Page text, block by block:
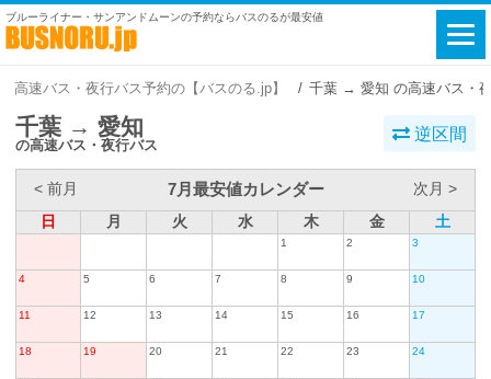
ブルーライナー・サンアンドムーンの予約ならバスのるが最安値
高速バス・夜行バス予約の【バスのる.jp】 千葉 → 愛知 の高速バス・
千葉 → 愛知
の高速バス・夜行バス
逆区間
< 前月 7月最安値カレンダー
次月 >
日
月 火 水 木 金 土
1 2 3
4 5 6 7 8 9 10
11 12 13 14 15 16 17
18 19 20 21 22 23 24